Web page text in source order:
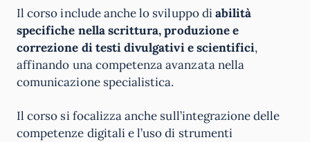
Il corso include anche lo sviluppo diabilità
specifiche nella scrittura, produzione e
correzione di testi divulgativi e scientifici,
affinando una competenza avanzata nella
comunicazione specialistica.
Il corso si focalizza anche sull’integrazione delle
competenze digitali e l’uso di strumenti